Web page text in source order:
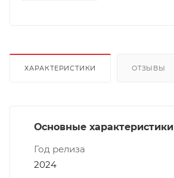
ХАРАКТЕРИСТИКИ ОТЗЫВЫ
Основные характеристики
Год релиза
2024